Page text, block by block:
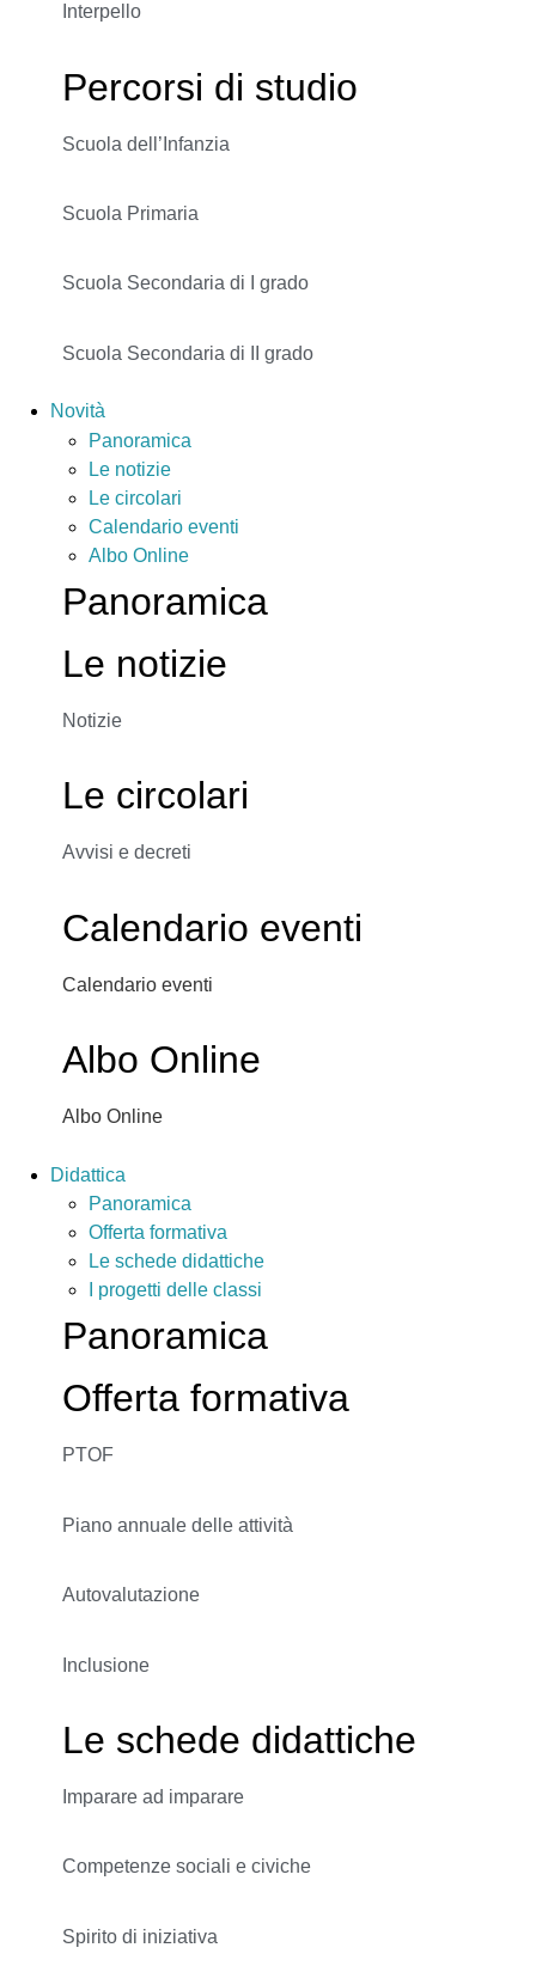
Interpello
Percorsi di studio
Scuola dell’Infanzia
Scuola Primaria
Scuola Secondaria di I grado
Scuola Secondaria di II grado
Novità
Panoramica
Le notizie
Le circolari
Calendario eventi
Albo Online
Panoramica
Le notizie
Notizie
Le circolari
Avvisi e decreti
Calendario eventi
Calendario eventi
Albo Online
Albo Online
Didattica
Panoramica
Offerta formativa
Le schede didattiche
I progetti delle classi
Panoramica
Offerta formativa
PTOF
Piano annuale delle attività
Autovalutazione
Inclusione
Le schede didattiche
Imparare ad imparare
Competenze sociali e civiche
Spirito di iniziativa